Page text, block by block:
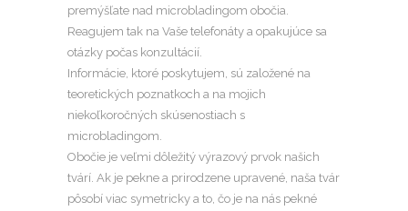
premýšľate nad microbladingom obočia.
Reagujem tak na Vaše telefonáty a opakujúce sa
otázky počas konzultácií.
Informácie, ktoré poskytujem, sú založené na
teoretických poznatkoch a na mojich
niekoľkoročných skúsenostiach s
microbladingom.
Obočie je veľmi dôležitý výrazový prvok našich
tvárí. Ak je pekne a prirodzene upravené, naša tvár
pôsobí viac symetricky a to, čo je na nás pekné